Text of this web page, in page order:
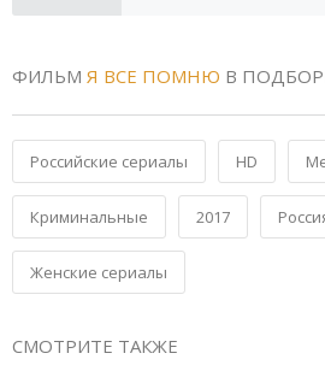
ФИЛЬМ Я ВСЕ ПОМНЮ В
Российские сериалы HD
Криминальные 2017
Женские сериалы
СМОТРИТЕ ТАКЖЕ